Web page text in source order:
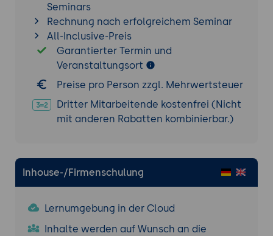
Monitoring und Analyse
Anypoint Monitoring:
Nutzung der
Anypoint Monitoring-Dienste zur
Überwachung der API-Nutzung, Erstellung
von Berichten und Dashboards.
Alerts und Benachrichtigungen:
Einrichtung von Alerts und
Benachrichtigungen zur proaktiven
Fallstudie 2: Implementierung einer sicheren
und skalierbaren API-Plattform
Problemstellung:Ein Finanzdienstleister
möchte eine sichere und skalierbare API-
externen Partnern anzubieten.
Seminars
Rechnung nach erfolgreichem Seminar
All-Inclusive-Preis
Garantierter Termin und
Veranstaltungsort
Preise pro Person zzgl. Mehrwertsteuer
Dritter Mitarbeitende kostenfrei (Nicht
mit anderen Rabatten kombinierbar.)
Inhouse-/Firmenschulung
Lernumgebung in der Cloud
Inhalte werden auf Wunsch an die